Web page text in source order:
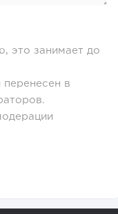
это занимает до
в